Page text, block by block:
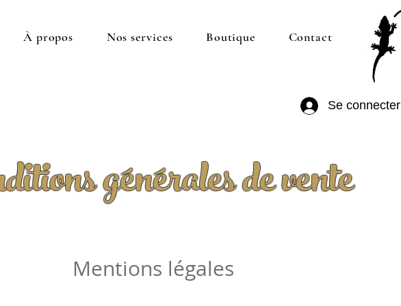
À propos Nos services Boutique Contact
Se connecter
générales de vente
Mentions légales